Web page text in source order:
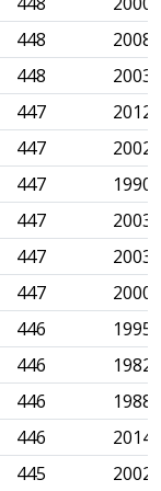
448
2008
448
2003
447
2012
447
2002
447
1990
447
2003
447
2003
447
2000
446
1995
446
1982
446
1988
446
2014
445 2002